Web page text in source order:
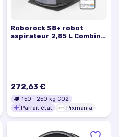
Roborock S8+ robot
aspirateur 2,85 L Combiné
272,63 €
150 - 250 kg CO2
Parfait état
Pixmania